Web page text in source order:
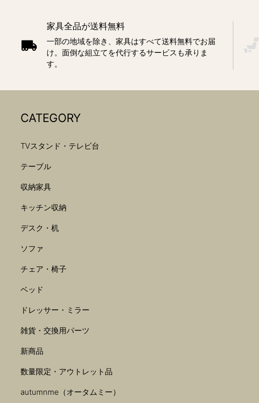
家具全品が送料無料
一部の地域を除き、家具はすべて送料無料でお届
け。面倒な組立てを代行するサービスも承りま
す。
CATEGORY
TVスタンド・テレビ台
テーブル
収納家具
キッチン収納
デスク・机
ソファ
チェア・椅子
ベッド
ドレッサー・ミラー
雑貨・交換用パーツ
新商品
数量限定・アウトレット品
autumnme（オータムミー）